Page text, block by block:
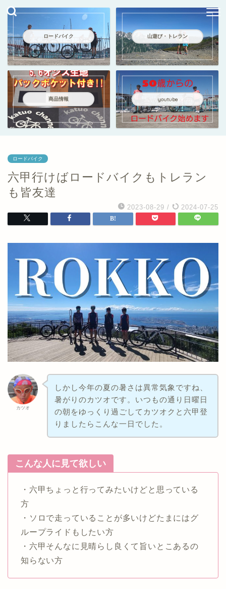
ロードバイク 山遊び・トレラン
商品情報 youtube
ロードバイク
六甲行けばロードバイクもトレラン
も皆友達
2023-08-29 / 2024-07-25
カツオ
しかし今年の夏の暑さは異常気象ですね、
暑がりのカツオです。いつもの通り日曜日
の朝をゆっくり過ごしてカツオクと六甲登
りましたらこんな一日でした。
こんな人に見て欲しい
・六甲ちょっと行ってみたいけどと思っている
方
・ソロで走っていることが多いけどたまにはグ
ループライドもしたい方
・六甲そんなに見晴らし良くて旨いとこあるの
知らない方